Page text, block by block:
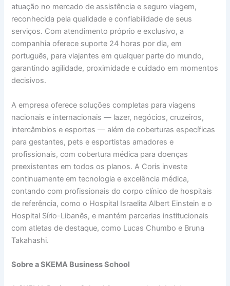
atuação no mercado de assistência e seguro viagem,
reconhecida pela qualidade e confiabilidade de seus
serviços. Com atendimento próprio e exclusivo, a
companhia oferece suporte 24 horas por dia, em
português, para viajantes em qualquer parte do mundo,
garantindo agilidade, proximidade e cuidado em momentos
decisivos.
A empresa oferece soluções completas para viagens
nacionais e internacionais — lazer, negócios, cruzeiros,
intercâmbios e esportes — além de coberturas específicas
para gestantes, pets e esportistas amadores e
profissionais, com cobertura médica para doenças
preexistentes em todos os planos. A Coris investe
continuamente em tecnologia e excelência médica,
contando com profissionais do corpo clínico de hospitais
de referência, como o Hospital Israelita Albert Einstein e o
Hospital Sírio-Libanês, e mantém parcerias institucionais
com atletas de destaque, como Lucas Chumbo e Bruna
Takahashi.
Sobre a SKEMA Business School